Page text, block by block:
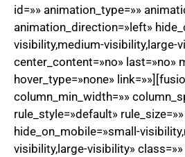
id=»» animation_type=»»
animation_direction=»left»
visibility,medium-visibility,large-
center_content=»no» last=»no»
hover_type=»none»
column_min_width=»»
rule_style=»default»
hide_on_mobile=»small-
visibility,large-visibility» class=»»